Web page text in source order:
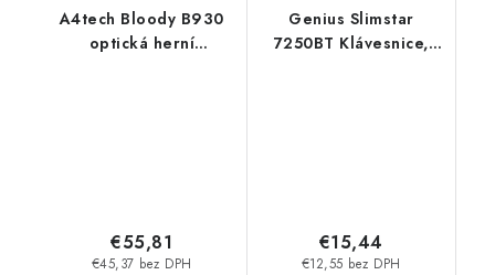
A4tech Bloody B930
optická herní
€45,37 bez DPH
€55,81
Genius Slimstar
7250BT Klávesnice,
€12,55 bez DPH
€15,44